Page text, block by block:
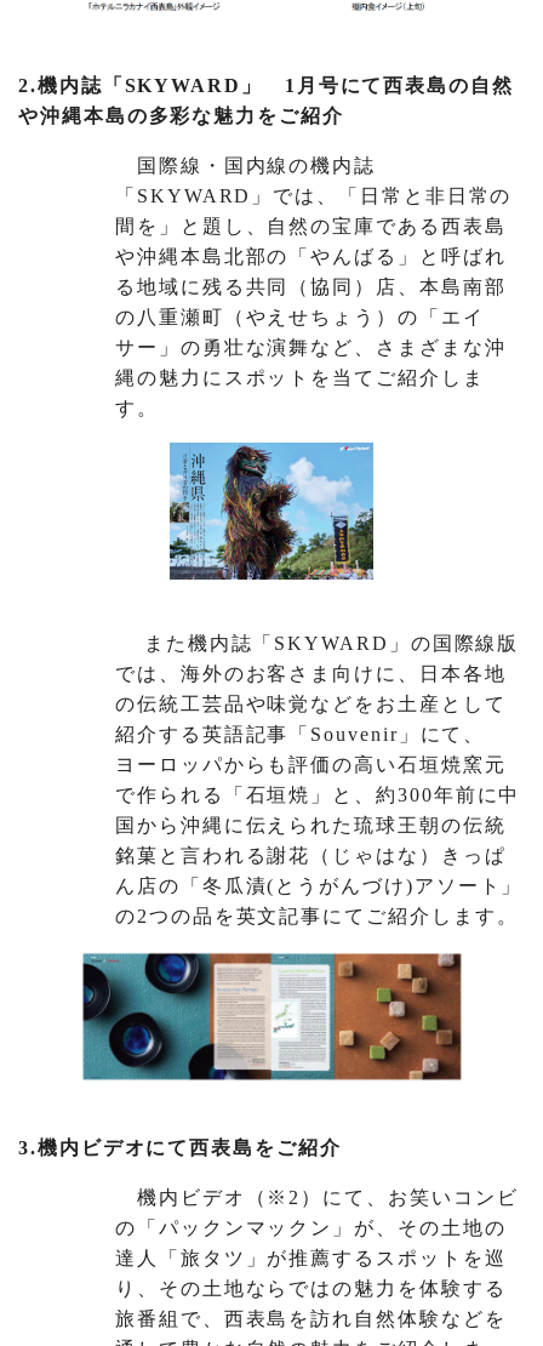
2.機内誌「SKYWARD」 1月号にて西表島の自然
や沖縄本島の多彩な魅力をご紹介
国際線・国内線の機内誌
「SKYWARD」では、「日常と非日常の
間を」と題し、自然の宝庫である西表島
や沖縄本島北部の「やんばる」と呼ばれ
る地域に残る共同（協同）店、本島南部
の八重瀬町（やえせちょう）の「エイ
サー」の勇壮な演舞など、さまざまな沖
縄の魅力にスポットを当てご紹介しま
す。
また機内誌「SKYWARD」の国際線版
では、海外のお客さま向けに、日本各地
の伝統工芸品や味覚などをお土産として
紹介する英語記事「Souvenir」にて、
ヨーロッパからも評価の高い石垣焼窯元
で作られる「石垣焼」と、約300年前に中
国から沖縄に伝えられた琉球王朝の伝統
銘菓と言われる謝花（じゃはな）きっぱ
ん店の「冬瓜漬(とうがんづけ)アソート」
の2つの品を英文記事にてご紹介します。
3.機内ビデオにて西表島をご紹介
機内ビデオ（※2）にて、お笑いコンビ
の「パックンマックン」が、その土地の
達人「旅タツ」が推薦するスポットを巡
り、その土地ならではの魅力を体験する
旅番組で、西表島を訪れ自然体験などを